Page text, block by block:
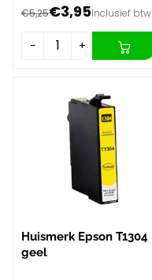
€5,25€3,95Inclusief btw
− +
Huismerk Epson T1304
geel